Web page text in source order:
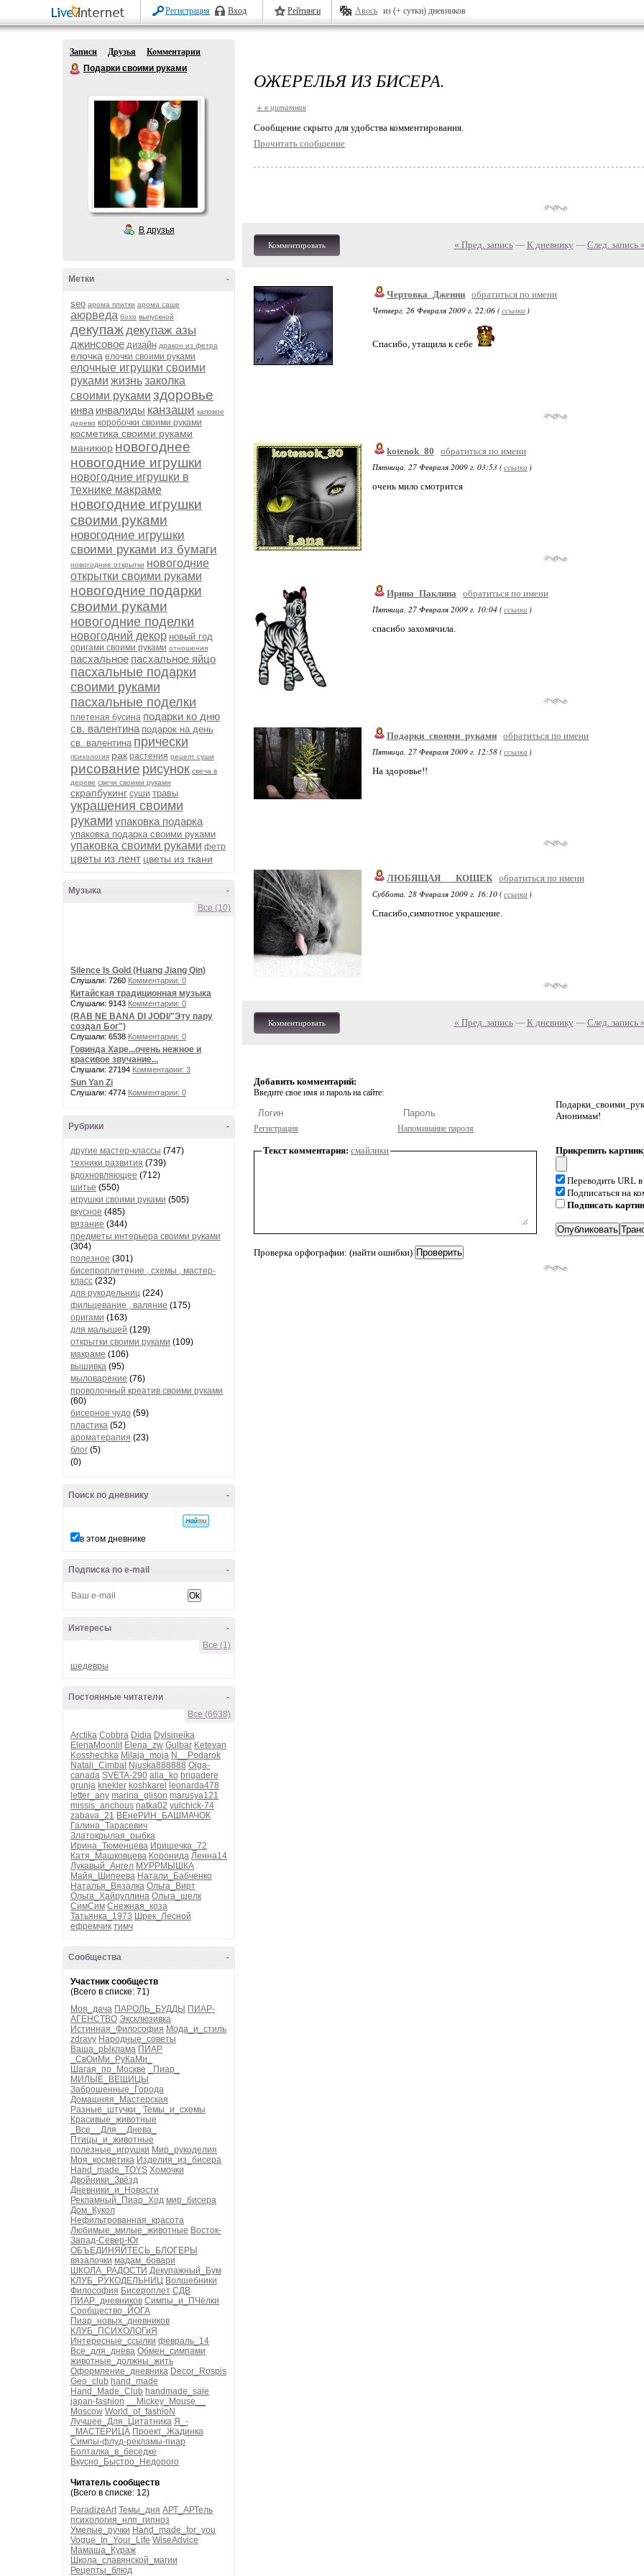
Регистрация Вход Рейтинги Авось из (+ сутки) дневников
Записи Друзья
Комментарии
Подарки своими руками
В друзья
-
Метки
seo арома плитки арома саше
аюрведа бохо выпускной
декупаждекупаж азы
джинсовое дизайн дракон из фетра
елочка елочки своими руками
елочные игрушки своими
руками жизньзаколка
своими руками здоровье
инва инвалиды канзаши каповое
дерево коробочки своими руками
косметика своими руками
маникюр новогоднее
новогодние игрушки
новогодние игрушки в
технике макраме
новогодние игрушки
своими руками
новогодние игрушки
своими руками из бумаги
новогодние открытки новогодние
открытки своими руками
новогодние подарки
своими руками
новогодние поделки
новогодний декор новый год
оригами своими руками отношения
пасхальное пасхальное яйцо
пасхальные подарки
своими руками
пасхальные поделки
плетеная бусина подарки ко дню
св. валентина подарок на день
св. валентина прически
психология рак растения рецепт суши
рисование рисунок свеча в
дереве свечи своими руками
скрапбукинг суши травы
украшения своими
руками упаковка подарка
упаковка подарка своими руками
упаковка своими руками фетр
цветы из лент цветы из ткани
-
Музыка
Все (10)
Silence Is Gold (Huang Jiang Qin)
Слушали: 7260 Комментарии: 0
Китайская традиционная музыка
Слушали: 9143 Комментарии: 0
(RAB NE BANA DI JODI/"Эту пару
создал Бог")
Слушали: 6538 Комментарии: 0
Говинда Харе...очень нежное и
красивое звучание...
Слушали: 27194 Комментарии: 3
Sun Yan Zi
Слушали: 4774 Комментарии: 0
-
Рубрики
другие мастер-классы (747)
техники развития (739)
вдохновляющее (712)
шитье (550)
игрушки своими руками (505)
вкусное (485)
вязание (344)
предметы интерьера своими руками
(304)
полезное (301)
бисепроплетение , схемы , мастер-
класс (232)
для рукодельниц (224)
фильцевание , валяние (175)
оригами (163)
для малышей (129)
открытки своими руками (109)
макраме (106)
вышивка (95)
мыловарение (76)
проволочный креатив своими руками
(60)
бисерное чудо (59)
пластика (52)
ароматерапия (23)
блог (5)
(0)
-
Поиск по дневнику
в этом дневнике
-
Подписка по e-mail
-
Интересы
Все (1)
шедевры
-
Постоянные читатели
Все (6638)
Arctika Cobbra Didia Dylsineika
ElenaMoonlit Elena_zw Gulbar Ketevan
Kosshechka Milaja_moja N__Podarok
Natali_Cimbal Njuska888888 Olga-
canada SVETA-290 alla_ko brigadere
grunja knekler koshkarel
leonarda478
letter_any marina_glison marusya121
missis_anchous natka02 yulchick-74
zabava_21 ВЕнеРИН_БАШМАЧОК
Галина_Тарасевич
Златокрылая_рыбка
Ирина_Тюменцева Иришечка_72
Катя_Машковцева Коронида Ленна14
Лукавый_Ангел МУРРМЫШКА
Майя_Шипеева Натали_Бабченко
Наталья_Вязалка Ольга_Вирт
Ольга_Хайруллина Ольга_шелк
СимСим Снежная_коза
Татьянка_1973 Шрек_Лесной
ефремчик тимч
-
Сообщества
Участник сообществ
(Всего в списке: 71)
Моя_дача ПАРОЛЬ_БУДДЫ ПИАР-
АГЕНСТВО Эксклюзивка
Истинная_Философия Мода_и_стиль
zdravy Народные_советы
Ваша_рЫклама ПИАР
_СвОиМи_РуКаМи_
Шагая_по_Москве
_Пиар_
МИЛЫЕ_ВЕЩИЦЫ
Заброшенные_Города
Домашняя_Мастерская
Разные_штучки_
Темы_и_схемы
Красивые_животные
_Все__Для__Днева_
Птицы_и_животные
полезные_игрушки Мир_рукоделия
Моя_косметика Изделия_из_бисера
Hand_made_TOYS Хомочки
Двойники_Звёзд
Дневники_и_Новости
Рекламный_Пиар_Ход мир_бисера
Дом_Кукол
Нефильтрованная_красота
Любимые_милые_животные Восток-
Запад-Север-Юг
ОБЪЕДИНЯЙТЕСЬ_БЛОГЕРЫ
вязалочки мадам_бовари
ШКОЛА_РАДОСТИ Декупажный_Бум
КЛУБ_РУКОДЕЛЬНИЦ Волшебники
Философия Бисероплет СДВ
ПИАР_дневников Симпы_и_ПЧёлки
Сообщество_ЙОГА
Пиар_новых_дневников
КЛУБ_ПСИХОЛОГиЯ
Интересные_ссылки февраль_14
Все_для_днева Обмен_симпами
животные_должны_жить
Оформление_дневника Decor_Rospis
Geo_club hand_made
Hand_Made_Club handmade_sale
japan-fashion
__Mickey_Mouse__
Moscow World_of_fashioN
Лучшее_Для_Цитатника Я_-
_МАСТЕРИЦА Проект_Жадинка
Симпы-флуд-рекламы-пиар
Болталка_в_беседке
Вкусно_Быстро_Недорого
Читатель сообществ
(Всего в списке: 12)
ParadizeArt Темы_дня АРТ_АРТель
психология_нлп_гипноз
Умелые_ручки Hand_made_for_you
Vogue_In_Your_Life WiseAdvice
Мамаша_Кураж
Школа_славянской_магии
Рецепты_блюд
ОЖЕРЕЛЬЯ ИЗ БИСЕРА.
+ в цитатник
Cообщение скрыто для удобства комментирования.
Прочитать сообщение
Комментировать « Пред. запись— К дневнику — След. запись »
Чертовка_Дженни обратиться по имени
Четверг, 26 Февраля 2009 г. 22:06 (ссылка )
Спасибо, утащила к себе
kotenok_80
обратиться по имени
Пятница, 27 Февраля 2009 г. 03:53 (ссылка )
очень мило смотрится
Ирина_Паклина
обратиться по имени
Пятница, 27 Февраля 2009 г. 10:04 (ссылка )
спасибо захомячила.
Подарки_своими_руками обратиться по имени
Пятница, 27 Февраля 2009 г. 12:58 (ссылка )
На здоровье!!
ЛЮБЯЩАЯ___КОШЕК обратиться по имени
Суббота, 28 Февраля 2009 г. 16:10 (ссылка )
Спасибо,симпотное украшение.
Комментировать « Пред. запись— К дневнику — След. запись »
Добавить комментарий:
Введите свое имя и пароль на сайте:
Регистрация Напоминание пароля
Анонимам!
Текст комментария: смайлики
Проверка орфографии: (найти ошибки)
Прикрепить
Переводить URL
Подписаться на
Подписать